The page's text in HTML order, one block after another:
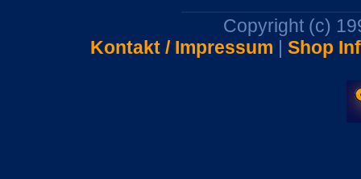
Copyright (c)
Kontakt / Impressum | Shop